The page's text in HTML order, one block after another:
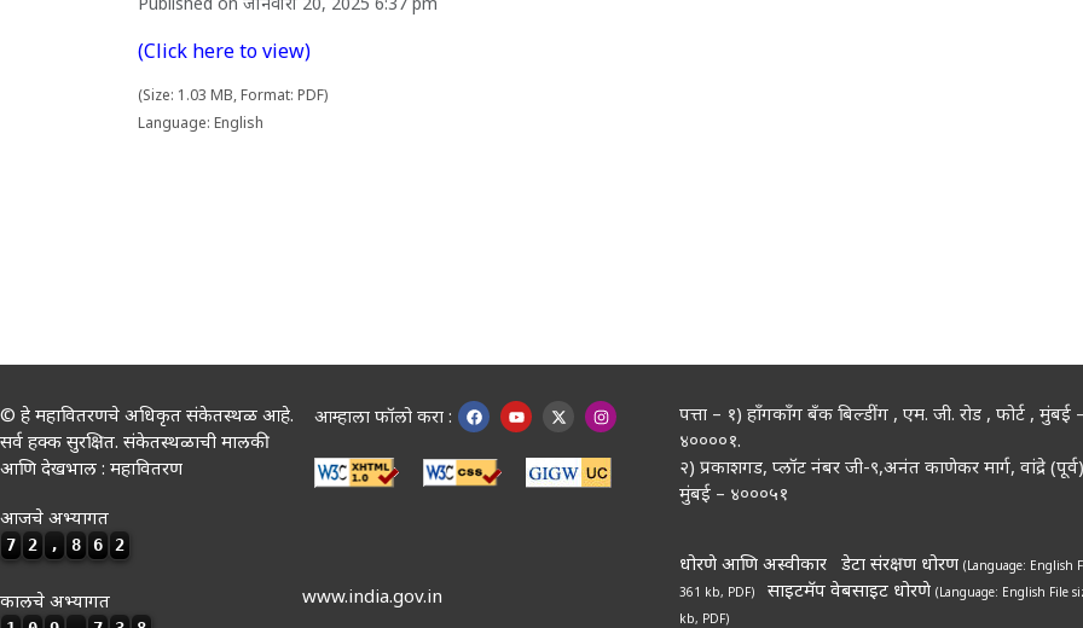
(Click here to view)
(Size: 1.03 MB, Format: PDF)
Language: English
© हे महावितरणचे अधिकृत संकेतस्थळ आहे.
सर्व हक्क सुरक्षित. संकेतस्थळाची मालकी
आणि देखभाल : महावितरण
आजचे अभ्यागत
7 2 , 8 6 2
कालचे अभ्यागत
आम्हाला फॉलो करा :
www.india.gov.in
पत्ता – १) हॉंगकॉंग बँक बिल्डींग , एम. जी. रोड , फोर्ट , मुंबई –
४००००१.
२) प्रकाशगड, प्लॉट नंबर जी-९,अनंत काणेकर मार्ग, वांद्रे
मुंबई – ४०००५१
धोरणे आणि अस्वीकार डेटा संरक्षण धोरण(Language: English
361 kb, PDF)
साइटमॅप वेबसाइट धोरणे(Language: English File
kb, PDF)